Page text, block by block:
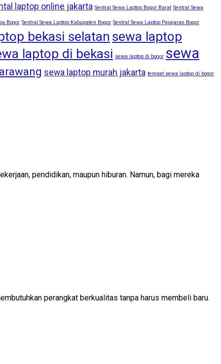
laptop online jakarta Sentral Sewa Laptop Bogor Barat Sentral Sewa
Bogor Sentral Sewa Laptop Kabupaten Bogor Sentral Sewa Laptop Pajajaran Bogor
bekasi selatan sewa laptop
laptop di bekasi sewa laptop di bogor sewa
sewa laptop murah jakarta tempat sewa laptop di bogor
pendidikan, maupun hiburan. Namun, bagi mereka
perangkat berkualitas tanpa harus membeli baru.